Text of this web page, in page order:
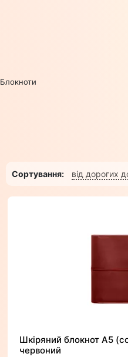
Блокноти
Сортування: від дорогих
Шкіряний блокнот А5
червоний